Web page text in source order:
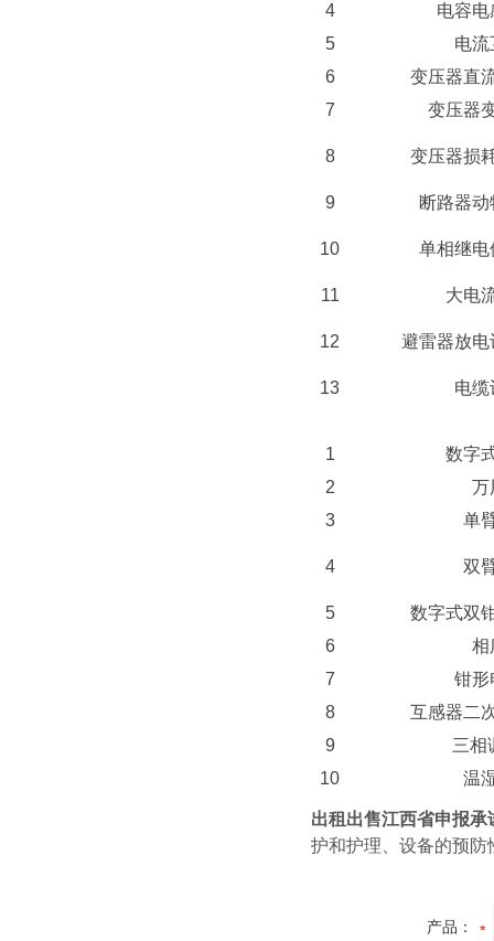
4
电容电
5
电流
6
变压器直
7
变压器
8 变压器损
9 断路器
10 单相继电
11 大电
12 避雷器放
13 电缆
1
数字
2
万
3
单
4 双
5
数字式双
6
相
7
钳形
8
互感器二
9
三相
10
温
出租出售江西省申报承
护和护理、设备的预
产品：